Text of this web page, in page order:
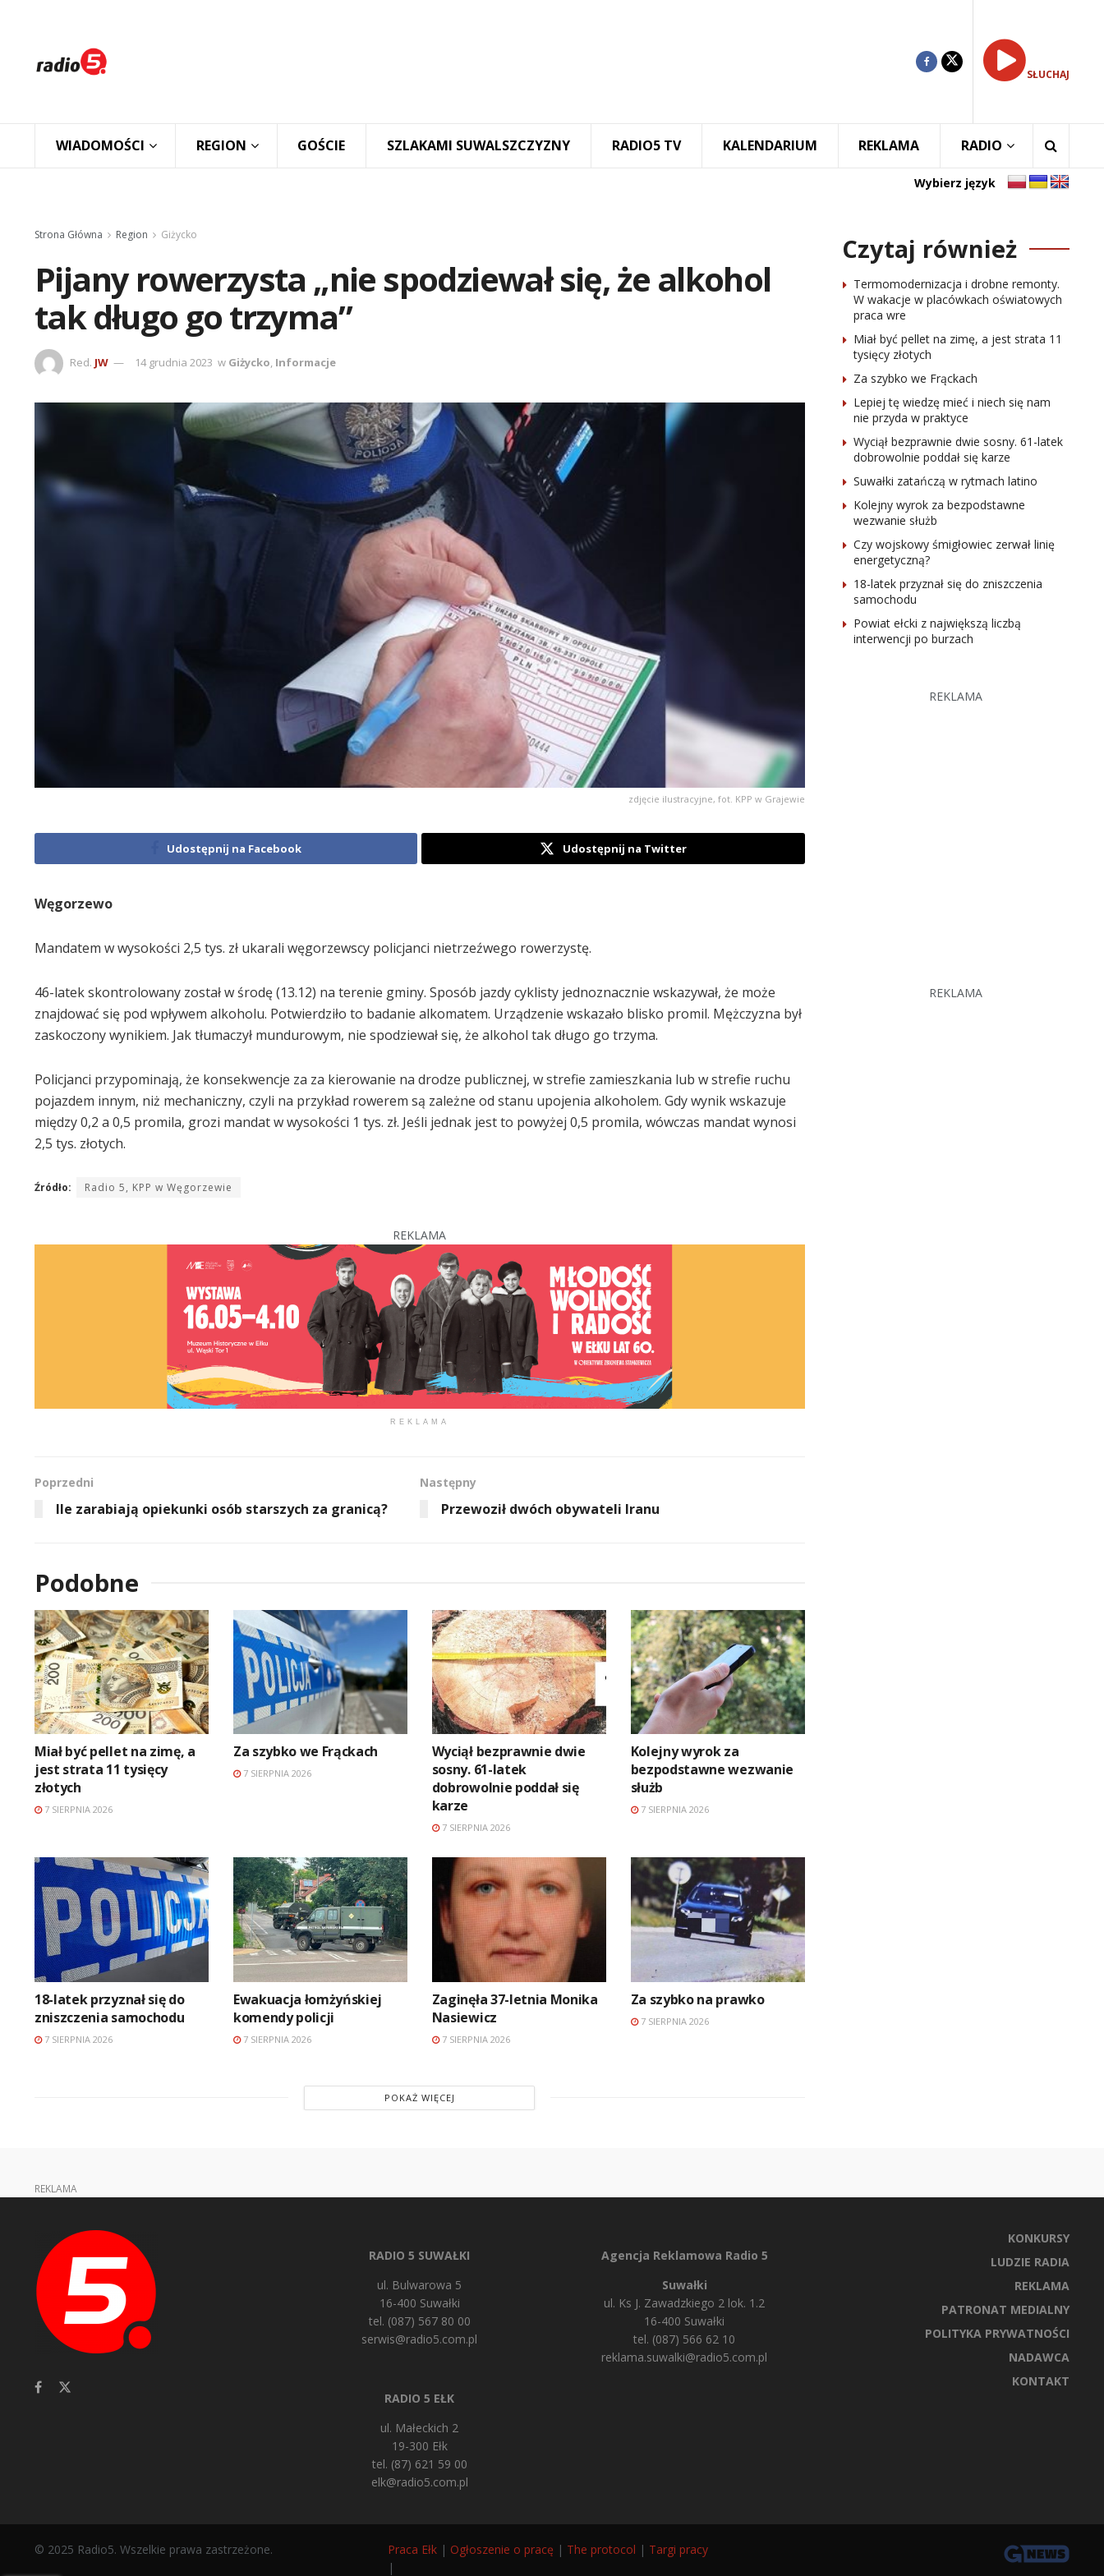
SŁUCHAJ
WIADOMOŚCI REGION GOŚCIE SZLAKAMI SUWALSZCZYZNY RADIO5 TV KALENDARIUM REKLAMA RADIO
Wybierz język
Strona Główna Region Giżycko
Pijany rowerzysta „nie spodziewał się, że alkohol
tak długo go trzyma”
Red. JW 14 grudnia 2023 w Giżycko, Informacje
zdjęcie ilustracyjne, fot. KPP w Grajewie
Udostępnij na Facebook Udostępnij na Twitter
Węgorzewo
Mandatem w wysokości 2,5 tys. zł ukarali węgorzewscy policjanci nietrzeźwego rowerzystę.
46-latek skontrolowany został w środę (13.12) na terenie gminy. Sposób jazdy cyklisty jednoznacznie wskazywał, że może
znajdować się pod wpływem alkoholu. Potwierdziło to badanie alkomatem. Urządzenie wskazało blisko promil. Mężczyzna był
zaskoczony wynikiem. Jak tłumaczył mundurowym, nie spodziewał się, że alkohol tak długo go trzyma.
Policjanci przypominają, że konsekwencje za za kierowanie na drodze publicznej, w strefie zamieszkania lub w strefie ruchu
pojazdem innym, niż mechaniczny, czyli na przykład rowerem są zależne od stanu upojenia alkoholem. Gdy wynik wskazuje
między 0,2 a 0,5 promila, grozi mandat w wysokości 1 tys. zł. Jeśli jednak jest to powyżej 0,5 promila, wówczas mandat wynosi
2,5 tys. złotych.
Źródło: Radio 5, KPP w Węgorzewie
REKLAMA
REKLAMA
Poprzedni
Ile zarabiają opiekunki osób starszych za granicą?
Następny
Przewoził dwóch obywateli Iranu
Podobne
Miał być pellet na zimę, a
jest strata 11 tysięcy
złotych
7 SIERPNIA 2026
Za szybko we Frąckach
7 SIERPNIA 2026
Wyciął bezprawnie dwie
sosny. 61-latek
dobrowolnie poddał się
karze
7 SIERPNIA 2026
Kolejny wyrok za
bezpodstawne wezwanie
służb
7 SIERPNIA 2026
18-latek przyznał się do
zniszczenia samochodu
7 SIERPNIA 2026
Ewakuacja łomżyńskiej
komendy policji
7 SIERPNIA 2026
Zaginęła 37-letnia Monika
Nasiewicz
7 SIERPNIA 2026
Za szybko na prawko
7 SIERPNIA 2026
POKAŻ WIĘCEJ
Czytaj również
Termomodernizacja i drobne remonty.
W wakacje w placówkach oświatowych
praca wre
Miał być pellet na zimę, a jest strata 11
tysięcy złotych
Za szybko we Frąckach
Lepiej tę wiedzę mieć i niech się nam
nie przyda w praktyce
Wyciął bezprawnie dwie sosny. 61-latek
dobrowolnie poddał się karze
Suwałki zatańczą w rytmach latino
Kolejny wyrok za bezpodstawne
wezwanie służb
Czy wojskowy śmigłowiec zerwał linię
energetyczną?
18-latek przyznał się do zniszczenia
samochodu
Powiat ełcki z największą liczbą
interwencji po burzach
REKLAMA
REKLAMA
REKLAMA
RADIO 5 SUWAŁKI
ul. Bulwarowa 5
16-400 Suwałki
tel. (087) 567 80 00
serwis@radio5.com.pl
RADIO 5 EŁK
ul. Małeckich 2
19-300 Ełk
tel. (87) 621 59 00
elk@radio5.com.pl
Agencja Reklamowa Radio 5
Suwałki
ul. Ks J. Zawadzkiego 2 lok. 1.2
16-400 Suwałki
tel. (087) 566 62 10
reklama.suwalki@radio5.com.pl
KONKURSY
LUDZIE RADIA
REKLAMA
PATRONAT MEDIALNY
POLITYKA PRYWATNOŚCI
NADAWCA
KONTAKT
© 2025 Radio5. Wszelkie prawa zastrzeżone. Praca Ełk | Ogłoszenie o pracę | The protocol | Targi pracy
|